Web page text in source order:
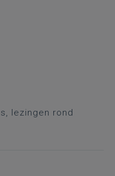
lezingen rond